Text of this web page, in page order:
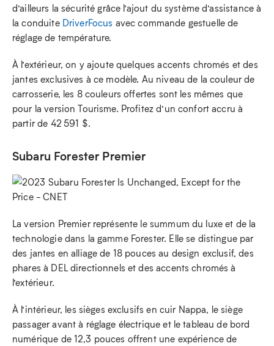
d’ailleurs la sécurité grâce l’ajout du système d’assistance à
la conduite DriverFocus avec commande gestuelle de
réglage de température.
À l’extérieur, on y ajoute quelques accents chromés et des
jantes exclusives à ce modèle. Au niveau de la couleur de
carrosserie, les 8 couleurs offertes sont les mêmes que
pour la version Tourisme. Profitez d’un confort accru à
partir de 42 591 $.
Subaru Forester Premier
La version Premier représente le summum du luxe et de la
technologie dans la gamme Forester. Elle se distingue par
des jantes en alliage de 18 pouces au design exclusif, des
phares à DEL directionnels et des accents chromés à
l’extérieur.
À l’intérieur, les sièges exclusifs en cuir Nappa, le siège
passager avant à réglage électrique et le tableau de bord
numérique de 12,3 pouces offrent une expérience de